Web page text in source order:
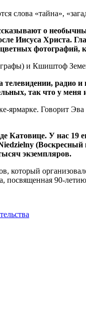
слова «тайна»,
о
Иисуса Христа.
и Кшиштоф
радио
так что у меня
ярмарке. Говорит
Катовице. У нас
экземпляров.
посвященная 90-